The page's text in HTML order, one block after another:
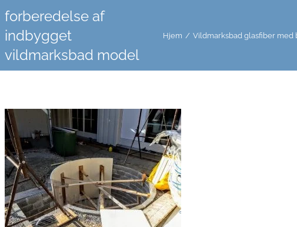
forberedelse af
indbygget
vildmarksbad model
Hjem / Vildmarksbad glasfiber med